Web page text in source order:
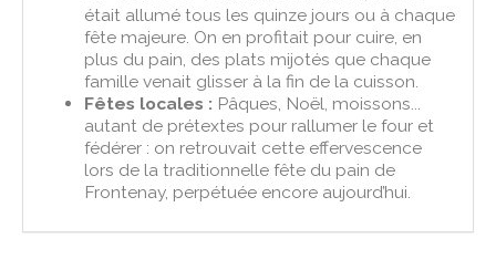
était allumé tous les quinze jours ou à chaque
fête majeure. On en profitait pour cuire, en
plus du pain, des plats mijotés que chaque
famille venait glisser à la fin de la cuisson.
Fêtes locales : Pâques, Noël, moissons...
autant de prétextes pour rallumer le four et
fédérer : on retrouvait cette effervescence
lors de la traditionnelle fête du pain de
Frontenay, perpétuée encore aujourd’hui.